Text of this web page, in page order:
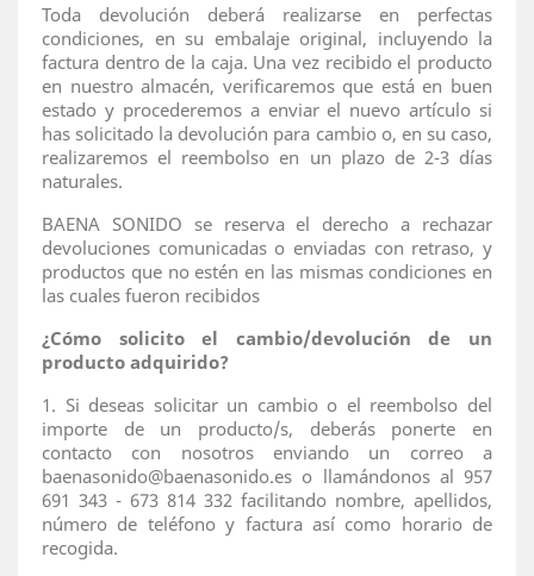
Toda devolución deberá realizarse en perfectas
condiciones, en su embalaje original, incluyendo la
factura dentro de la caja. Una vez recibido el producto
en nuestro almacén, verificaremos que está en buen
estado y procederemos a enviar el nuevo artículo si
has solicitado la devolución para cambio o, en su caso,
realizaremos el reembolso en un plazo de 2-3 días
naturales.
BAENA SONIDO se reserva el derecho a rechazar
devoluciones comunicadas o enviadas con retraso, y
productos que no estén en las mismas condiciones en
las cuales fueron recibidos
¿Cómo solicito el cambio/devolución de un
producto adquirido?
1. Si deseas solicitar un cambio o el reembolso del
importe de un producto/s, deberás ponerte en
contacto con nosotros enviando un correo a
baenasonido@baenasonido.es o llamándonos al 957
691 343 - 673 814 332 facilitando nombre, apellidos,
número de teléfono y factura así como horario de
recogida.